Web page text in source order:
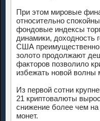
При этом мировые
относительно
фондовые индексы
динамики, доходность
США преимущественно
золото продолжают
факторов позволило
избежать новой
Из первой сотни
21 криптовалюты
снижение более чем
монет.